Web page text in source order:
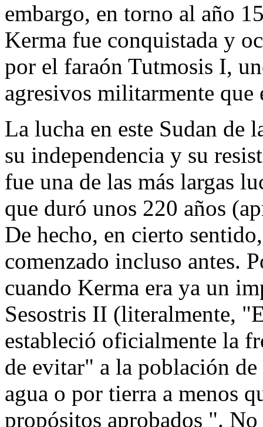
embargo, en torno al año
Kerma fue conquistada y
por el faraón Tutmosis I,
agresivos militarmente
La lucha en este Sudan de
su independencia y su
fue una de las más largas
que duró unos 220 años
De hecho, en cierto
comenzado incluso antes.
cuando Kerma era ya un
Sesostris II (literalmente,
estableció oficialmente la
de evitar" a la población
agua o por tierra a menos
propósitos aprobados ".